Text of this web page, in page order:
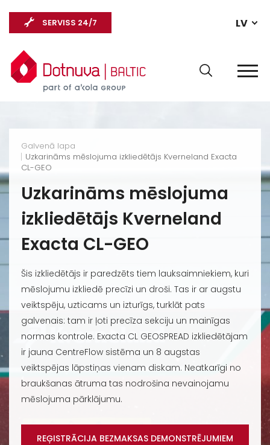
LV
SERVISS 24/7
Galvenā lapa
Uzkarināms mēslojuma izkliedētājs Kverneland Exacta
CL-GEO
Uzkarināms mēslojuma
izkliedētājs Kverneland
Exacta CL-GEO
Šis izkliedētājs ir paredzēts tiem lauksaimniekiem, kuri
mēslojumu izkliedē precīzi un droši. Tas ir ar augstu
veiktspēju, uzticams un izturīgs, turklāt pats
galvenais: tam ir ļoti precīza sekciju un mainīgas
normas kontrole. Exacta CL GEOSPREAD izkliedētājam
ir jauna CentreFlow sistēma un 8 augstas
veiktspējas lāpstiņas vienam diskam. Neatkarīgi no
braukšanas ātruma tas nodrošina nevainojamu
mēslojuma pārklājumu.
REĢISTRĀCIJA BEZMAKSAS DEMONSTRĒJUMIEM